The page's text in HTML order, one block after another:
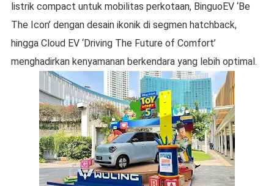
listrik compact untuk mobilitas perkotaan, BinguoEV ‘Be
The Icon’ dengan desain ikonik di segmen hatchback,
hingga Cloud EV ‘Driving The Future of Comfort’
menghadirkan kenyamanan berkendara yang lebih optimal.